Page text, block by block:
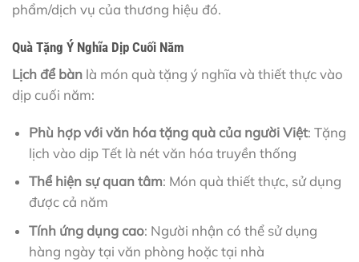
phẩm/dịch vụ của thương hiệu đó.
Quà Tặng Ý Nghĩa Dịp Cuối Năm
Lịch để bàn là món quà tặng ý nghĩa và thiết thực vào
dịp cuối năm:
Phù hợp với văn hóa tặng quà của người Việt: Tặng
lịch vào dịp Tết là nét văn hóa truyền thống
Thể hiện sự quan tâm: Món quà thiết thực, sử dụng
được cả năm
Tính ứng dụng cao: Người nhận có thể sử dụng
hàng ngày tại văn phòng hoặc tại nhà